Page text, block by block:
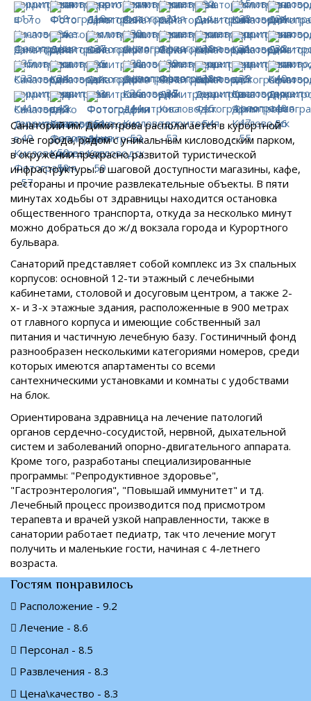
Санаторий им. Димитрова располагается в курортной
зоне города, рядом с уникальным кисловодским парком,
в окружении прекрасно развитой туристической
инфраструктуры: в шаговой доступности магазины, кафе,
рестораны и прочие развлекательные объекты. В пяти
минутах ходьбы от здравницы находится остановка
общественного транспорта, откуда за несколько минут
можно добраться до ж/д вокзала города и Курортного
бульвара.
Санаторий представляет собой комплекс из 3х спальных
корпусов: основной 12-ти этажный с лечебными
кабинетами, столовой и досуговым центром, а также 2-
х- и 3-х этажные здания, расположенные в 900 метрах
от главного корпуса и имеющие собственный зал
питания и частичную лечебную базу. Гостиничный фонд
разнообразен несколькими категориями номеров, среди
которых имеются апартаменты со всеми
сантехническими установками и комнаты с удобствами
на блок.
Ориентирована здравница на лечение патологий
органов сердечно-сосудистой, нервной, дыхательной
систем и заболеваний опорно-двигательного аппарата.
Кроме того, разработаны специализированные
программы: "Репродуктивное здоровье",
"Гастроэнтерология", "Повышай иммунитет" и тд.
Лечебный процесс производится под присмотром
терапевта и врачей узкой направленности, также в
санатории работает педиатр, так что лечение могут
получить и маленькие гости, начиная с 4-летнего
возраста.
Гостям понравилось
Расположение - 9.2
Лечение - 8.6
Персонал - 8.5
Развлечения - 8.3
Цена\качество - 8.3